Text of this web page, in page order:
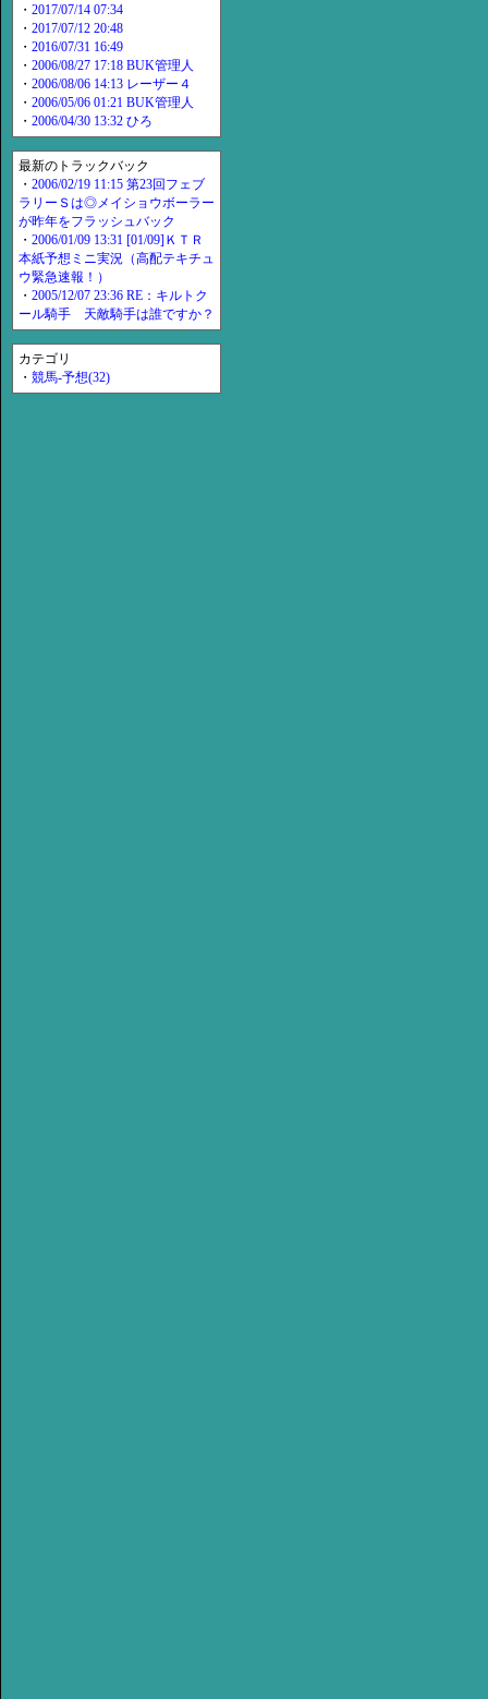
・ 2017/07/14 07:34
・ 2017/07/12 20:48
・ 2016/07/31 16:49
・ 2006/08/27 17:18 BUK管理人
・ 2006/08/06 14:13 レーザー４
・ 2006/05/06 01:21 BUK管理人
・ 2006/04/30 13:32 ひろ
最新のトラックバック
・ 2006/02/19 11:15 第23回フェブ
ラリーＳは◎メイショウボーラー
が昨年をフラッシュバック
・ 2006/01/09 13:31 [01/09]ＫＴＲ
本紙予想ミニ実況（高配テキチュ
ウ緊急速報！）
・ 2005/12/07 23:36 RE：キルトク
ール騎手 天敵騎手は誰ですか？
カテゴリ
・ 競馬-予想(32)